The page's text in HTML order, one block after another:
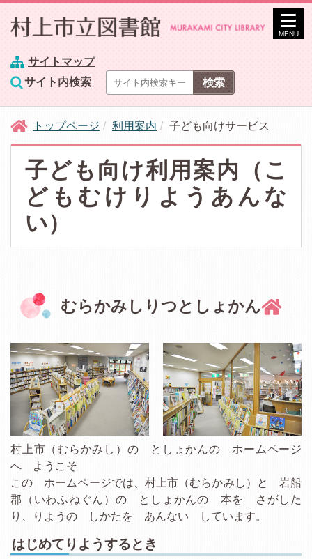
サイトマップ
サイト内検索
MENU
トップページ 利用案内 子ども向けサービス
子ども向け利用案内（こ
どもむけりようあんな
い）
むらかみしりつとしょかん
村上市（むらかみし）の としょかんの ホームページ
へ ようこそ
この ホームページでは、村上市（むらかみし）と 岩船
郡（いわふねぐん）の としょかんの 本を さがした
り、りようの しかたを あんない しています。
はじめてりようするとき